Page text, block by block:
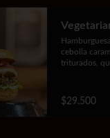
cebolla
triturados,
$29.500